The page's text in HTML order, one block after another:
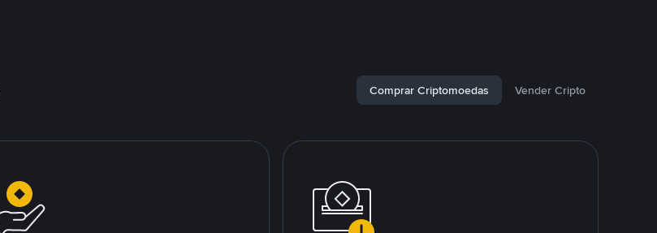
Comprar Criptomoedas Vender Cripto